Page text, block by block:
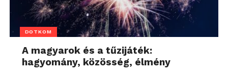
DOTKOM
A magyarok és a tűzijáték:
hagyomány, közösség, élmény